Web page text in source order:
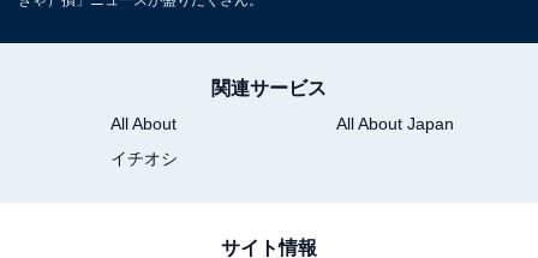
関連サービス
All About
All About Japan
イチオシ
サイト情報